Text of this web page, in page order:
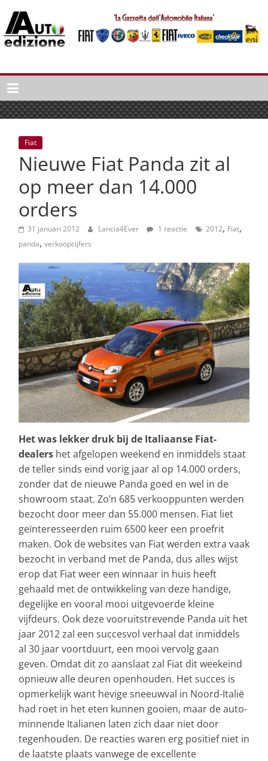
naar
inhoud
Auto
Edizione
La
Gazetta
dell'Automobile
Italiana
autonieuws
lifestyle
Fiat
Nieuwe Fiat Panda zit al
op meer dan 14.000
orders
31 januari 2012 Lancia4Ever 1 reactie 2012, Fiat,
panda, verkoopcijfers
Het was lekker druk bij de Italiaanse Fiat-
dealers het afgelopen weekend en inmiddels staat
de teller sinds eind vorig jaar al op 14.000 orders,
zonder dat de nieuwe Panda goed en wel in de
showroom staat. Zo’n 685 verkooppunten werden
bezocht door meer dan 55.000 mensen. Fiat liet
geïnteresseerden ruim 6500 keer een proefrit
maken. Ook de websites van Fiat werden extra vaak
bezocht in verband met de Panda, dus alles wijst
erop dat Fiat weer een winnaar in huis heeft
gehaald met de ontwikkeling van deze handige,
degelijke en vooral mooi uitgevoerde kleine
vijfdeurs. Ook deze vooruitstrevende Panda uit het
jaar 2012 zal een succesvol verhaal dat inmiddels
al 30 jaar voortduurt, een mooi vervolg gaan
geven. Omdat dit zo aanslaat zal Fiat dit weekeind
opnieuw alle deuren openhouden. Het succes is
opmerkelijk want hevige sneeuwval in Noord-Italië
had roet in het eten kunnen gooien, maar de auto-
minnende Italianen laten zich daar niet door
tegenhouden. De reacties waren erg positief niet in
de laatste plaats vanwege de excellente